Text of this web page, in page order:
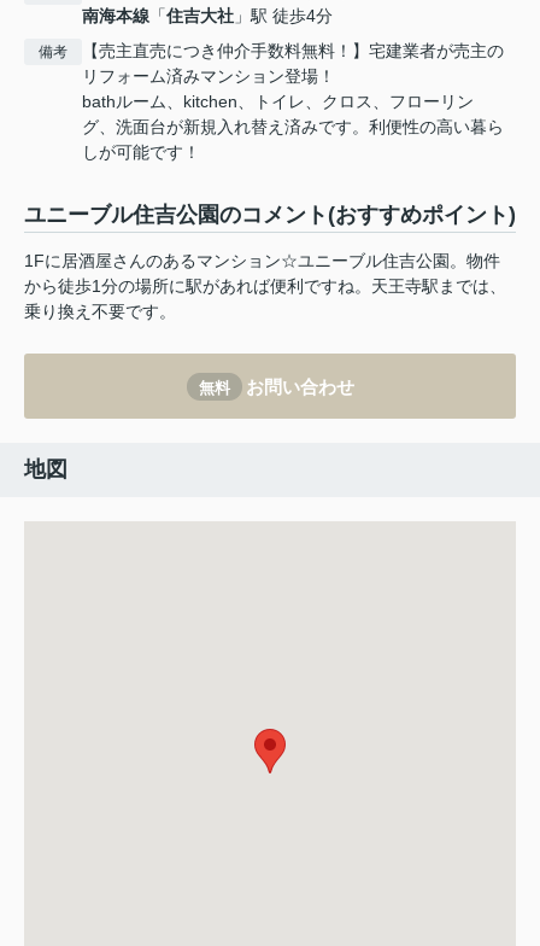
南海本線 「住吉大社 」駅 徒歩4分
備考
【売主直売につき仲介手数料無料！】宅建業者が売主の
リフォーム済みマンション登場！
bathルーム、kitchen、トイレ、クロス、フローリン
グ、洗面台が新規入れ替え済みです。利便性の高い暮ら
しが可能です！
ユニーブル住吉公園のコメント(おすすめポイント)
1Fに居酒屋さんのあるマンション☆ユニーブル住吉公園。物件
から徒歩1分の場所に駅があれば便利ですね。天王寺駅までは、
乗り換え不要です。
無料 お問い合わせ
地図